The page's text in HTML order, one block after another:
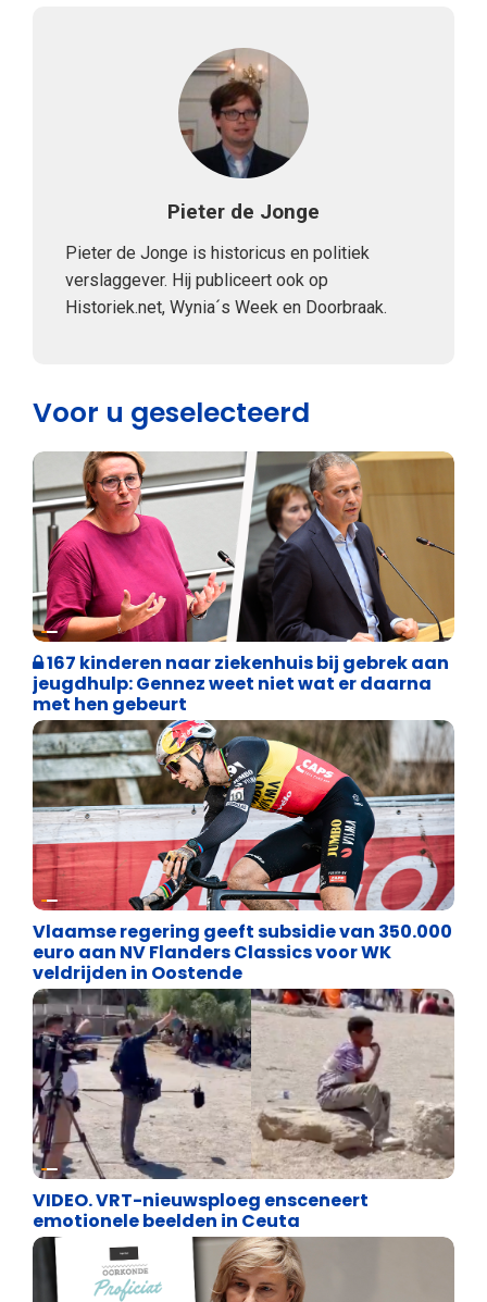
Pieter de Jonge
Pieter de Jonge is historicus en politiek
verslaggever. Hij publiceert ook op
Historiek.net, Wynia´s Week en Doorbraak.
Voor u geselecteerd
Binnenland politiek
167 kinderen naar ziekenhuis bij gebrek aan
jeugdhulp: Gennez weet niet wat er daarna
met hen gebeurt
Binnenland politiek
Vlaamse regering geeft subsidie van 350.000
euro aan NV Flanders Classics voor WK
veldrijden in Oostende
Cultuuroorlog
VIDEO. VRT-nieuwsploeg ensceneert
emotionele beelden in Ceuta